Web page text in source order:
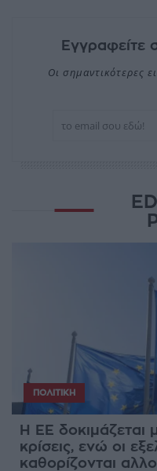
Εγγραφείτε
Οι σημαντικότερες
ΠΟΛΙΤΙΚΉ
Η ΕΕ δοκιμάζεται
κρίσεις, ενώ οι
καθορίζονται